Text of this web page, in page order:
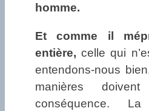
homme.
Et comme il
entière, celle qui
entendons-nous
manières
conséquence.